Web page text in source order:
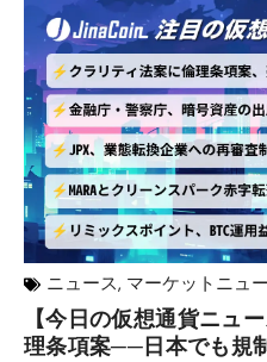
ニュース, マーケットニュ
【今日の仮想通貨ニュ
理条項案──日本でも規